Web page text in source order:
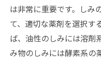
は非常に重要です。しみ
て、適切な薬剤を選択す
ば、油性のしみには溶剤
み物のしみには酵素系の